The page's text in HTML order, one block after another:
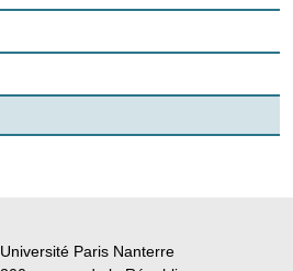
Université Paris Nanterre